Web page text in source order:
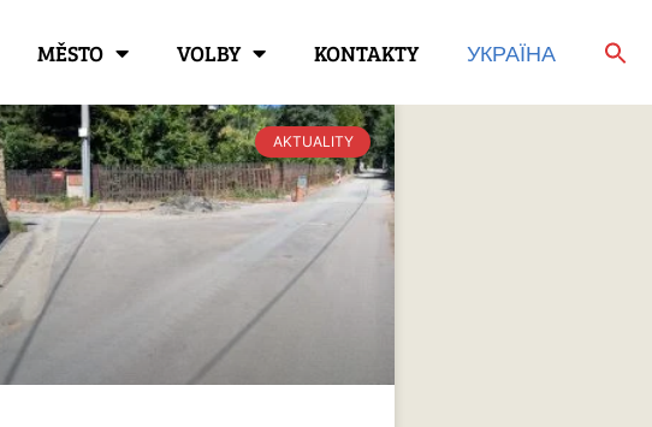
MĚSTO VOLBY KONTAKTY УКРАЇНА
AKTUALITY